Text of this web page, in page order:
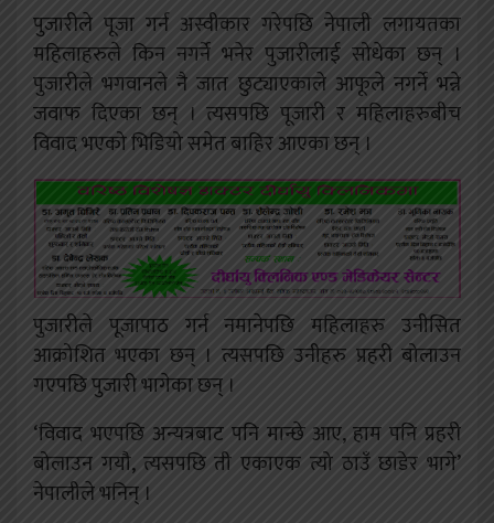
पुजारीले पूजा गर्न अस्वीकार गरेपछि नेपाली लगायतका
महिलाहरुले किन नगर्ने भनेर पुजारीलाई सोधेका छन् ।
पुजारीले भगवानले नै जात छुट्याएकाले आफूले नगर्ने भन्ने
जवाफ दिएका छन् । त्यसपछि पूजारी र महिलाहरुबीच
विवाद भएको भिडियो समेत बाहिर आएका छन् ।
पुजारीले पूजापाठ गर्न नमानेपछि महिलाहरु उनीसित
आक्रोशित भएका छन् । त्यसपछि उनीहरु प्रहरी बोलाउन
गएपछि पुजारी भागेका छन् ।
‘विवाद भएपछि अन्यत्रबाट पनि मान्छे आए, हाम पनि प्रहरी
बोलाउन गयौ, त्यसपछि ती एकाएक त्यो ठाउँ छाडेर भागे’
नेपालीले भनिन् ।